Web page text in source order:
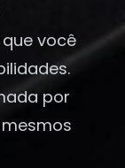
você
por